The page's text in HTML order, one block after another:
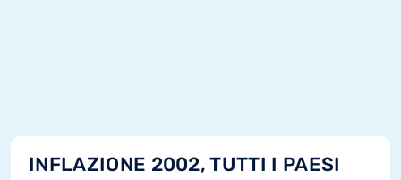
INFLAZIONE 2002, TUTTI I PAESI